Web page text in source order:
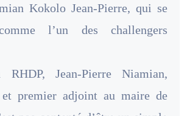
Kokolo Jean-Pierre, qui se
l’un des challengers
RHDP, Jean-Pierre Niamian,
et premier adjoint au maire de